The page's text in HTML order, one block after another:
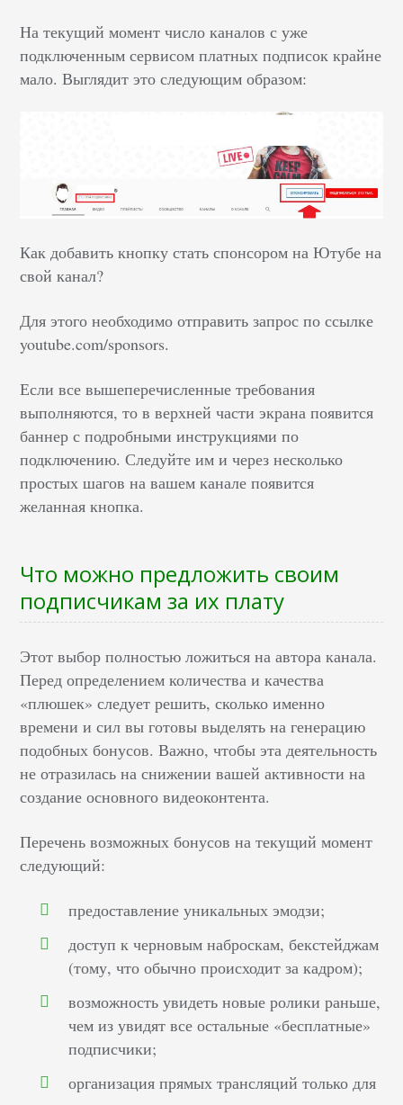
На текущий момент число каналов с уже
подключенным сервисом платных подписок крайне
мало. Выглядит это следующим образом:
Как добавить кнопку стать спонсором на Ютубе на
свой канал?
Для этого необходимо отправить запрос по ссылке
youtube.com/sponsors.
Если все вышеперечисленные требования
выполняются, то в верхней части экрана появится
баннер с подробными инструкциями по
подключению. Следуйте им и через несколько
простых шагов на вашем канале появится
желанная кнопка.
Что можно предложить своим
подписчикам за их плату
Этот выбор полностью ложиться на автора канала.
Перед определением количества и качества
«плюшек» следует решить, сколько именно
времени и сил вы готовы выделять на генерацию
подобных бонусов. Важно, чтобы эта деятельность
не отразилась на снижении вашей активности на
создание основного видеоконтента.
Перечень возможных бонусов на текущий момент
следующий:
предоставление уникальных эмодзи;
доступ к черновым наброскам, бекстейджам
(тому, что обычно происходит за кадром);
возможность увидеть новые ролики раньше,
чем из увидят все остальные «бесплатные»
подписчики;
организация прямых трансляций только для